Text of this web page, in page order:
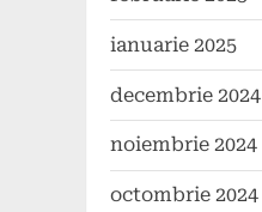
ianuarie 2025
decembrie 2024
noiembrie 2024
octombrie 2024